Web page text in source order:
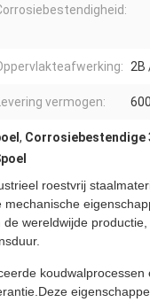
2B
vermogen:
, Corrosiebestendige
roestvrij
wereldwijde